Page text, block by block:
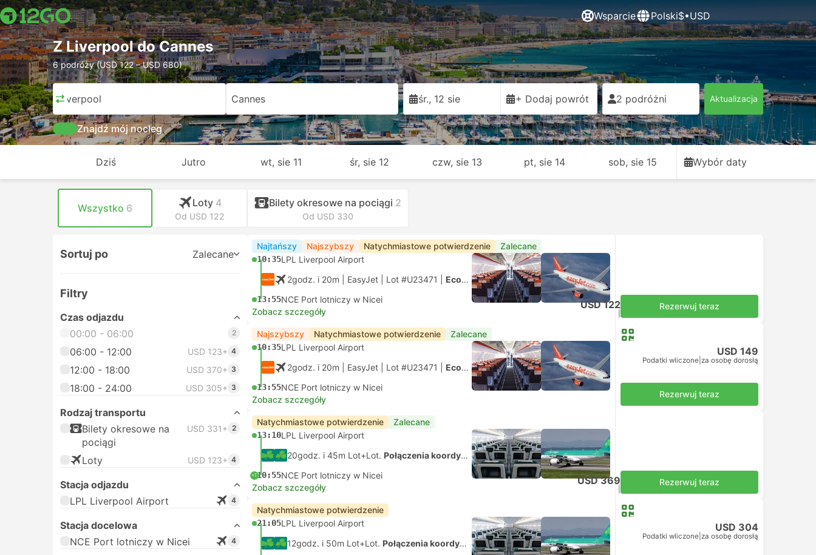
Wsparcie Polski$•USD
Z Liverpool do Cannes
6 podróży (USD 122 – USD 680)
Liverpool Cannes śr., 12 sie + Dodaj powrót 2 podróżni Aktualizacja
Znajdź mój nocleg
Dziś Jutro wt, sie 11 śr, sie 12 czw, sie 13 pt, sie 14 sob, sie 15 Wybór daty
Wszystko 6 Loty 4
Od USD 122
Bilety okresowe na pociągi 2
Od USD 330
Sortuj po Zalecane
Filtry
Czas odjazdu
00:00 - 06:00
2
06:00 - 12:00 USD 123+ 4
12:00 - 18:00 USD 370+ 3
18:00 - 24:00 USD 305+ 3
Rodzaj transportu
Bilety okresowe na
pociągi
USD 331+ 2
Loty USD 123+ 4
Stacja odjazdu
LPL Liverpool Airport
4
Stacja docelowa
NCE Port lotniczy w Nicei
4
Najtańszy Najszybszy Natychmiastowe potwierdzenie Zalecane
10:35LPL Liverpool Airport
2godz. i 20m | EasyJet Lot #U23471 Economy
13:55NCE Port lotniczy w Nicei
Zobacz szczegóły
USD 122 Rezerwuj teraz
Najszybszy Natychmiastowe potwierdzenie Zalecane
10:35LPL Liverpool Airport
2godz. i 20m | EasyJet Lot #U23471 Economy
13:55NCE Port lotniczy w Nicei
Zobacz szczegóły
USD 149
Podatki wliczone za osobę dorosłą
Rezerwuj teraz
Natychmiastowe potwierdzenie Zalecane
13:10LPL Liverpool Airport
20godz. i 45m Lot+Lot. Połączenia koordynowane na własną rękę
+110:55NCE Port lotniczy w Nicei
Zobacz szczegóły
USD 369 Rezerwuj teraz
Natychmiastowe potwierdzenie
21:05LPL Liverpool Airport
12godz. i 50m Lot+Lot. Połączenia koordynowane na własną rękę
USD 304
Podatki wliczone za osobę dorosłą